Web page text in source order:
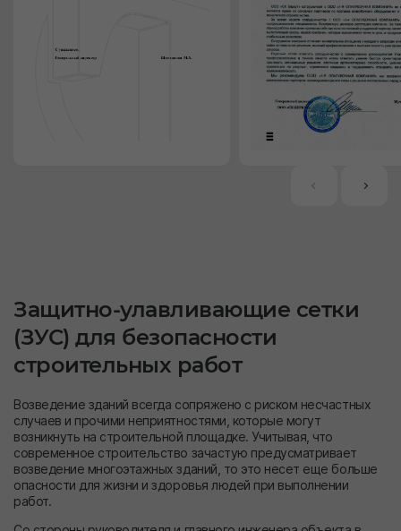
Защитно-улавливающие сетки
(ЗУС) для безопасности
строительных работ
Возведение зданий всегда сопряжено с риском несчастных
случаев и прочими неприятностями, которые могут
возникнуть на строительной площадке. Учитывая, что
современное строительство зачастую предусматривает
возведение многоэтажных зданий, то это несет еще больше
опасности для жизни и здоровья людей при выполнении
работ.